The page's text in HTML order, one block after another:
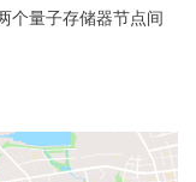
个量子存储器节点间